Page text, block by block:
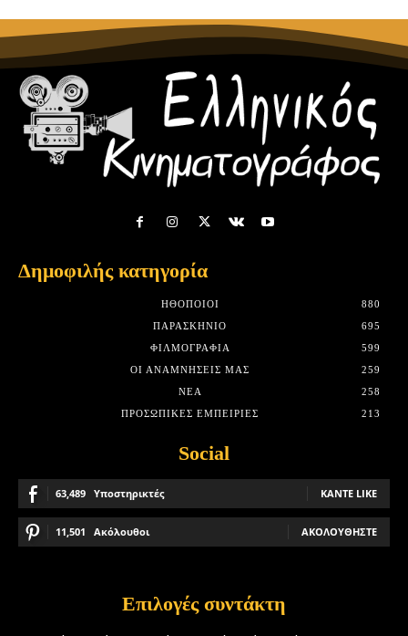
Δημοφιλής κατηγορία
HΘΟΠΟΙΟΊ
880
ΠΑΡΑΣΚΉΝΙΟ
695
ΦΙΛΜΟΓΡΑΦΊΑ
599
ΟΙ ΑΝΑΜΝΉΣΕΙΣ ΜΑΣ
259
ΝΈΑ
258
ΠΡΟΣΩΠΙΚΈΣ ΕΜΠΕΙΡΊΕΣ
213
Social
63,489 Υποστηρικτές ΚΆΝΤΕ LIKE
11,501 Ακόλουθοι ΑΚΟΛΟΥΘΉΣΤΕ
Επιλογές συντάκτη